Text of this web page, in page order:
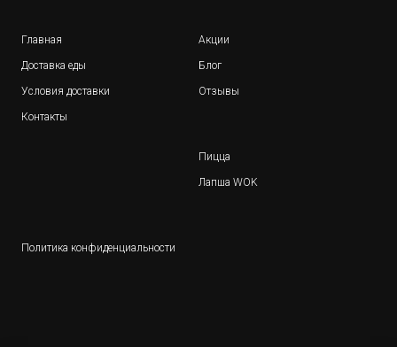
Главная
Доставка еды
Условия доставки
Контакты
Акции
Блог
Отзывы
Пицца
Лапша WOK
Политика конфиденциальности